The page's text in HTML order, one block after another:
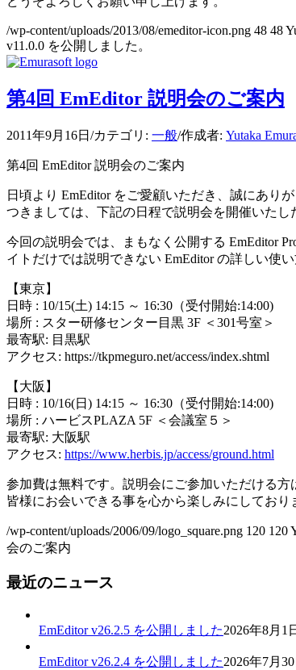
/wp-content/uploads/2013/08/emeditor-icon.png 48 48
v11.0.0 を公開しました。
第4回 EmEditor 説明会のご案内
2011年9月16日 /カテゴリ: 一般/作成者: Yutaka
第4回 EmEditor 説明会のご案内
日頃より EmEditor をご愛顧いただき、誠にありが
つきましては、下記の日程で説明会を開催いたし
今回の説明会では、まもなく公開する EmEditor
イトだけでは説明できない EmEditor の詳しい使
【東京】
日時 : 10/15(土) 14:15 ～ 16:30（受付開始:14:00)
場所 : スター研修センター目黒 3F ＜301号室＞
最寄駅: 目黒駅
アクセス: https://tkpmeguro.net/access/index.shtml
【大阪】
日時 : 10/16(日) 14:15 ～ 16:30（受付開始:14:00)
場所 : ハービスPLAZA 5F ＜会議室５＞
最寄駅: 大阪駅
アクセス: https://www.herbis.jp/access/ground.html
参加費は無料です。説明会にご参加いただける
皆様にお会いできる事を心から楽しみにしており
/wp-content/uploads/2006/09/logo_square.png 120 120
会のご案内
最近のニュース
EmEditor v26.2.5 を公開しました2026年8月1
EmEditor v26.2.4 を公開しました2026年7月